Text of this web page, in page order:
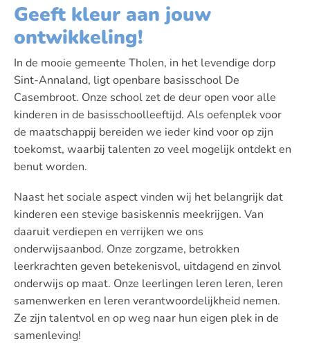
Geeft kleur aan jouw
ontwikkeling!
In de mooie gemeente Tholen, in het levendige dorp
Sint-Annaland, ligt openbare basisschool De
Casembroot. Onze school zet de deur open voor alle
kinderen in de basisschoolleeftijd. Als oefenplek voor
de maatschappij bereiden we ieder kind voor op zijn
toekomst, waarbij talenten zo veel mogelijk ontdekt en
benut worden.
Naast het sociale aspect vinden wij het belangrijk dat
kinderen een stevige basiskennis meekrijgen. Van
daaruit verdiepen en verrijken we ons
onderwijsaanbod. Onze zorgzame, betrokken
leerkrachten geven betekenisvol, uitdagend en zinvol
onderwijs op maat. Onze leerlingen leren leren, leren
samenwerken en leren verantwoordelijkheid nemen.
Ze zijn talentvol en op weg naar hun eigen plek in de
samenleving!